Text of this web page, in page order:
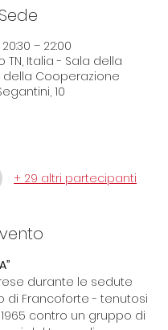
– 22:00
TN, Italia - Sala della
della Cooperazione
10
+ 29 altri partecipanti
durante le sedute
di Francoforte - tenutosi
1965 contro un gruppo di